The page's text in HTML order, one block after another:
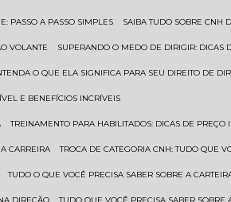
PASSO A PASSO SIMPLES SAIBA TUDO SOBRE CNH
VOLANTE SUPERANDO O MEDO DE DIRIGIR: DICAS
O QUE ELA SIGNIFICA PARA SEU DIREITO DE
E BENEFÍCIOS INCRÍVEIS
TREINAMENTO PARA HABILITADOS: DICAS DE PREÇO
CARREIRA TROCA DE CATEGORIA CNH: TUDO QUE
TUDO O QUE VOCÊ PRECISA SABER SOBRE A